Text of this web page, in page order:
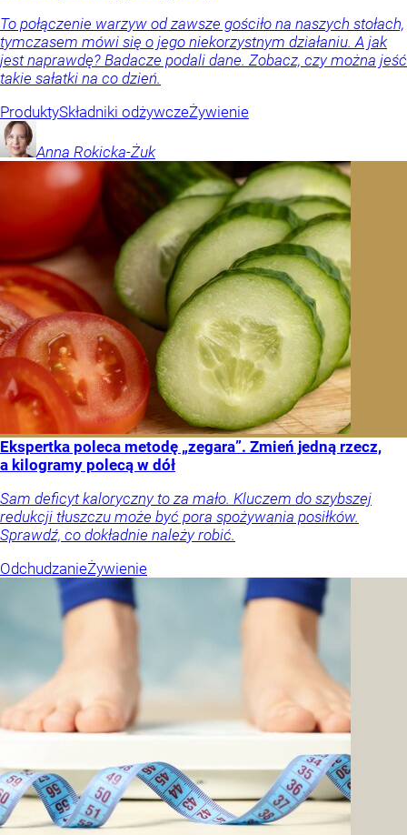
To połączenie warzyw od zawsze gościło na naszych stołach,
tymczasem mówi się o jego niekorzystnym działaniu. A jak
jest naprawdę? Badacze podali dane. Zobacz, czy można jeść
takie sałatki na co dzień.
ProduktySkładniki odżywczeŻywienie
Anna Rokicka-Żuk
Ekspertka poleca metodę „zegara”. Zmień jedną rzecz,
a kilogramy polecą w dół
Sam deficyt kaloryczny to za mało. Kluczem do szybszej
redukcji tłuszczu może być pora spożywania posiłków.
Sprawdź, co dokładnie należy robić.
OdchudzanieŻywienie